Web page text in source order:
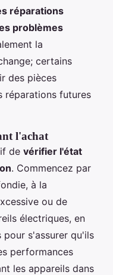
réparations
problèmes
la
certains
des pièces
réparations futures
l'achat
de vérifier l'état
. Commencez par
à la
ou de
électriques, en
s'assurer qu'ils
performances
les appareils dans